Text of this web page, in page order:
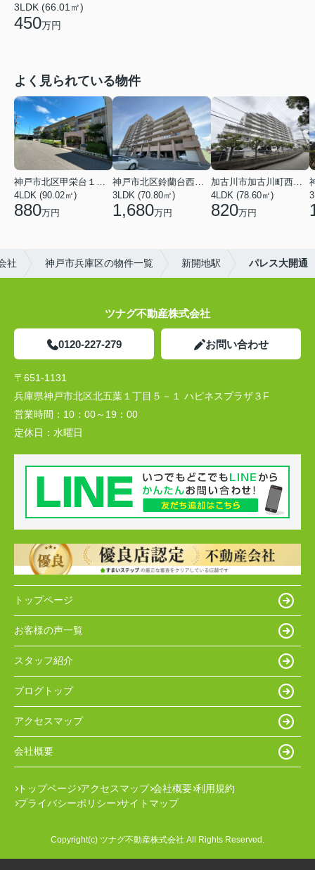
3LDK (66.01㎡)
450万円
よく見られている物件
4LDK (90.02㎡)
880万円
3LDK (70.80㎡)
1,680万円
4LDK (78.60㎡)
820万円
社 神戸市兵庫区の物件一覧 新開地駅 パレス大開通
ツナグ不動産株式会社
0120-227-279 お問い合わせ
〒651-1131
兵庫県神戸市北区北五葉１丁目５－１ ハピネスプラザ３F
営業時間： 10：00～19：00
定休日： 水曜日
トップページ
お客様の声一覧
スタッフ紹介
ブログトップ
アクセスマップ
会社概要
トップページ アクセスマップ 会社概要 利用規約
プライバシーポリシー サイトマップ
Copyright(c) ツナグ不動産株式会社 All Rights Reserved.